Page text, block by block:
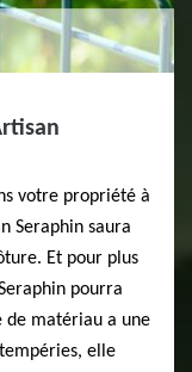
votre propriété à
Seraphin saura
Et pour plus
pourra
de matériau a une
elle